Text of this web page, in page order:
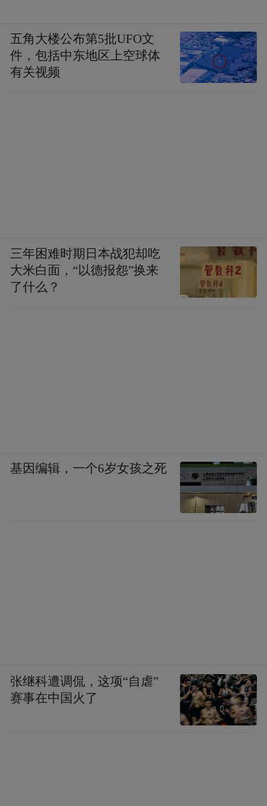
五角大楼公布第5批UFO文
件，包括中东地区上空球体
有关视频
三年困难时期日本战犯却吃
大米白面，“以德报怨”换来
了什么？
基因编辑，一个6岁女孩之死
张继科遭调侃，这项“自虐”
赛事在中国火了